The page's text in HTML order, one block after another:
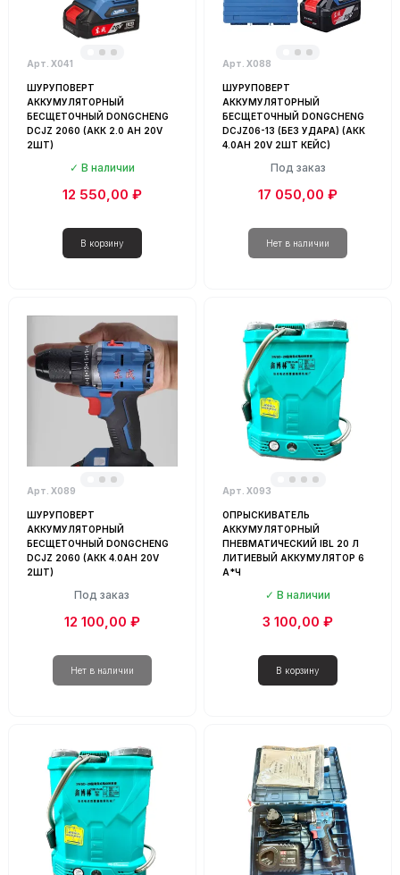
Арт. Х041
ШУРУПОВЕРТ
АККУМУЛЯТОРНЫЙ
БЕСЩЕТОЧНЫЙ DONGCHENG
DCJZ 2060 (АКК 2.0 AH 20V
2ШТ)
В наличии
12 550,00 ₽
Арт. Х088
ШУРУПОВЕРТ
АККУМУЛЯТОРНЫЙ
БЕСЩЕТОЧНЫЙ DONGCHENG
DCJZ06-13 (БЕЗ УДАРА) (АКК
4.0AH 20V 2ШТ КЕЙС)
Под заказ
17 050,00 ₽
Арт. Х089
ШУРУПОВЕРТ
АККУМУЛЯТОРНЫЙ
БЕСЩЕТОЧНЫЙ DONGCHENG
DCJZ 2060 (АКК 4.0AH 20V
2ШТ)
Под заказ
12 100,00 ₽
Арт. Х093
ОПРЫСКИВАТЕЛЬ
АККУМУЛЯТОРНЫЙ
ПНЕВМАТИЧЕСКИЙ IBL 20 Л
ЛИТИЕВЫЙ АККУМУЛЯТОР 6
А*Ч
В наличии
3 100,00 ₽